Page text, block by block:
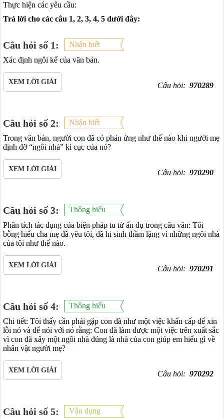
Thực hiện các yêu cầu:
Trả lời cho các câu 1, 2, 3, 4, 5 dưới đây:
Câu hỏi số 1:
Nhận biết
Xác định ngôi kể của văn bản.
XEM LỜI GIẢI Câu hỏi: 970289
Câu hỏi số 2:
Nhận biết
Trong văn bản, người con đã có phản ứng như thế nào khi người mẹ
định dỡ “ngôi nhà” kì cục của nó?
XEM LỜI GIẢI Câu hỏi: 970290
Câu hỏi số 3:
Thông hiểu
Phân tích tác dụng của biện pháp tu từ ẩn dụ trong câu văn: Tôi
bỗng hiểu cha mẹ đã yêu tôi, đã hi sinh thầm lặng vì những ngôi nhà
của tôi như thế nào.
XEM LỜI GIẢI Câu hỏi: 970291
Câu hỏi số 4:
Thông hiểu
Chi tiết: Tôi thấy cần phải gặp con đã như một việc khẩn cấp để xin
lỗi nó và để nói với nó rằng: Con đã làm được một việc trên xuất sắc
vì con đã xây một ngôi nhà đúng là nhà của con giúp em hiểu gì về
nhân vật người mẹ?
XEM LỜI GIẢI Câu hỏi: 970292
Câu hỏi số 5:
Vận dụng